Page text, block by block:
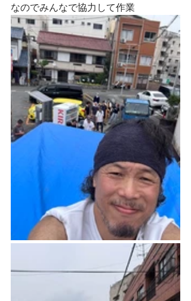
なのでみんなで協力して作業